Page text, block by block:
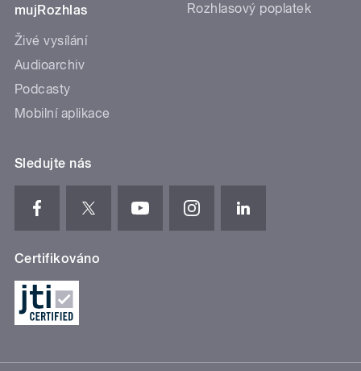
mujRozhlas
Živé vysílání
Audioarchiv
Podcasty
Mobilní aplikace
Rozhlasový poplatek
Sledujte nás
Certifikováno